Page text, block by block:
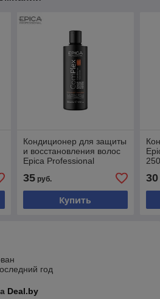
Кондиционер для защиты
и восстановления волос
Epica Professional
35руб.
Купить
30
год
Deal.by